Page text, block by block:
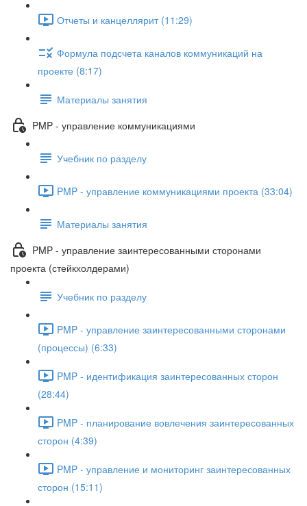
Отчеты и канцеллярит (11:29)
Формула подсчета каналов коммуникаций на
проекте (8:17)
Материалы занятия
PMP - управление коммуникациями
Учебник по разделу
PMP - управление коммуникациями проекта (33:04)
Материалы занятия
PMP - управление заинтересованными сторонами
проекта (стейкхолдерами)
Учебник по разделу
PMP - управление заинтересованными сторонами
(процессы) (6:33)
PMP - идентификация заинтересованных сторон
(28:44)
PMP - планирование вовлечения заинтересованных
сторон (4:39)
PMP - управление и мониторинг заинтересованных
сторон (15:11)